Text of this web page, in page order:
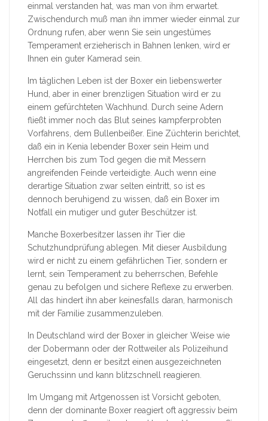
einmal verstanden hat, was man von ihm erwartet.
Zwischendurch muß man ihn immer wieder einmal zur
Ordnung rufen, aber wenn Sie sein ungestümes
Temperament erzieherisch in Bahnen lenken, wird er
Ihnen ein guter Kamerad sein.
Im täglichen Leben ist der Boxer ein liebenswerter
Hund, aber in einer brenzligen Situation wird er zu
einem gefürchteten Wachhund. Durch seine Adern
fließt immer noch das Blut seines kampferprobten
Vorfahrens, dem Bullenbeißer. Eine Züchterin berichtet,
daß ein in Kenia lebender Boxer sein Heim und
Herrchen bis zum Tod gegen die mit Messern
angreifenden Feinde verteidigte. Auch wenn eine
derartige Situation zwar selten eintritt, so ist es
dennoch beruhigend zu wissen, daß ein Boxer im
Notfall ein mutiger und guter Beschützer ist.
Manche Boxerbesitzer lassen ihr Tier die
Schutzhundprüfung ablegen. Mit dieser Ausbildung
wird er nicht zu einem gefährlichen Tier, sondern er
lernt, sein Temperament zu beherrschen, Befehle
genau zu befolgen und sichere Reflexe zu erwerben.
All das hindert ihn aber keinesfalls daran, harmonisch
mit der Familie zusammenzuleben.
In Deutschland wird der Boxer in gleicher Weise wie
der Dobermann oder der Rottweiler als Polizeihund
eingesetzt, denn er besitzt einen ausgezeichneten
Geruchssinn und kann blitzschnell reagieren.
Im Umgang mit Artgenossen ist Vorsicht geboten,
denn der dominante Boxer reagiert oft aggressiv beim